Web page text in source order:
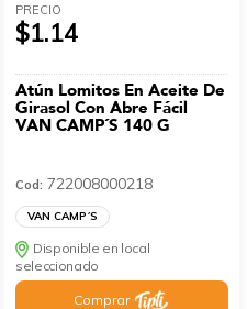
PRECIO
$1.14
Atún Lomitos En Aceite De
Girasol Con Abre Fácil
VAN CAMP´S 140 G
Cod: 722008000218
VAN CAMP´S
Disponible en local
seleccionado
Comprar